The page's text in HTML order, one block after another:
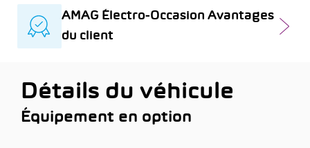
AMAG Électro-Occasion Avantages
du client
Détails du véhicule
Équipement en option